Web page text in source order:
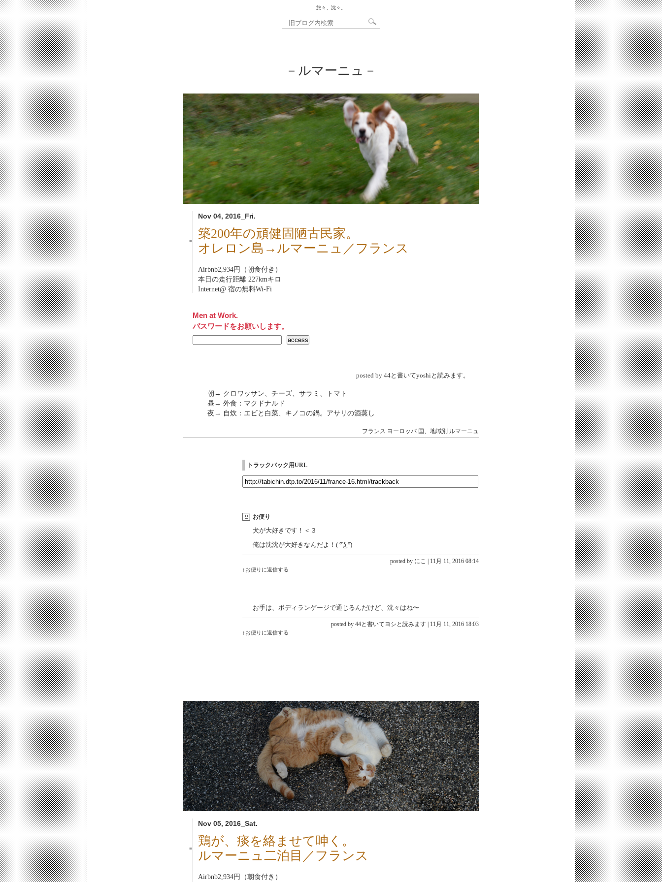
旅々、沈々。
－ルマーニュ－
Nov 04, 2016_Fri.
■
築200年の頑健固陋古民家。
オレロン島→ルマーニュ／フランス
Airbnb2,934円（朝食付き）
本日の走行距離 227kmキロ
Internet@ 宿の無料Wi-Fi
Men at Work.
パスワードをお願いします。
posted by 44と書いてyoshiと読みます。
朝→ クロワッサン、チーズ、サラミ、トマト
昼→ 外食：マクドナルド
夜→ 自炊：エビと白菜、キノコの鍋。アサリの酒蒸し
フランス ヨーロッパ 国、地域別 ルマーニュ
トラックバック用URL
お便り
犬が大好きです！＜３
俺は沈沈が大好きなんだよ！( ͡° ͜ʖ ͡°)
posted by にこ 11月 11, 2016 08:14
↑お便りに返信する
お手は、ボディランゲージで通じるんだけど、沈々はね〜
posted by 44と書いてヨシと読みます | 11月 11, 2016 18:03
↑お便りに返信する
Nov 05, 2016_Sat.
■
鶏が、痰を絡ませて呻く。
ルマーニュ二泊目／フランス
Airbnb2,934円（朝食付き）